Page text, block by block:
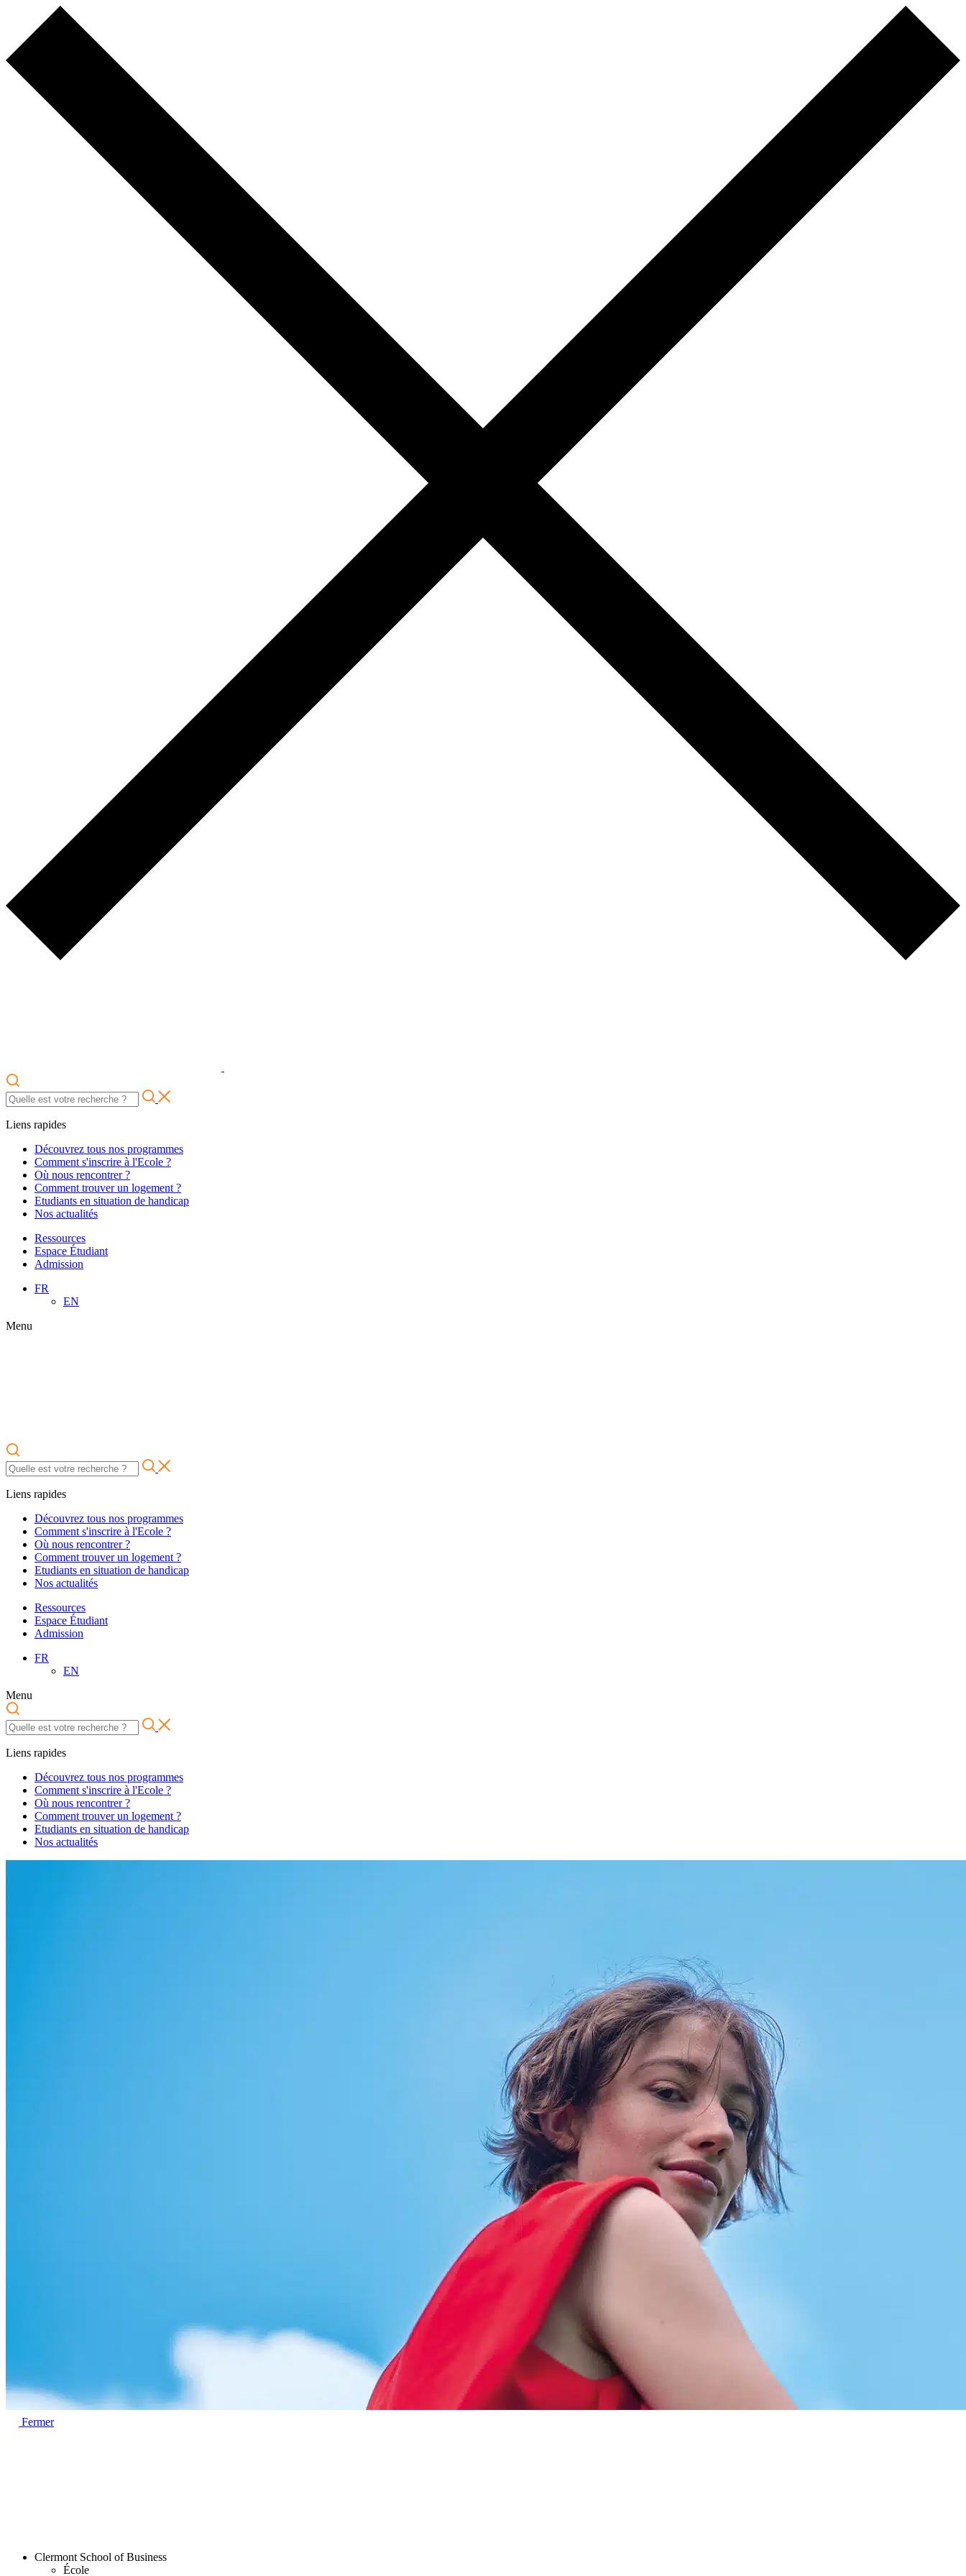
Liens rapides
Découvrez tous nos programmes
Comment s'inscrire à l'Ecole ?
Où nous rencontrer ?
Comment trouver un logement ?
Etudiants en situation de handicap
Nos actualités
Ressources
Espace Étudiant
Admission
FR
EN
Menu
Liens rapides
Découvrez tous nos programmes
Comment s'inscrire à l'Ecole ?
Où nous rencontrer ?
Comment trouver un logement ?
Etudiants en situation de handicap
Nos actualités
Ressources
Espace Étudiant
Admission
FR
EN
Menu
Liens rapides
Découvrez tous nos programmes
Comment s'inscrire à l'Ecole ?
Où nous rencontrer ?
Comment trouver un logement ?
Etudiants en situation de handicap
Nos actualités
Fermer
Clermont School of Business
École